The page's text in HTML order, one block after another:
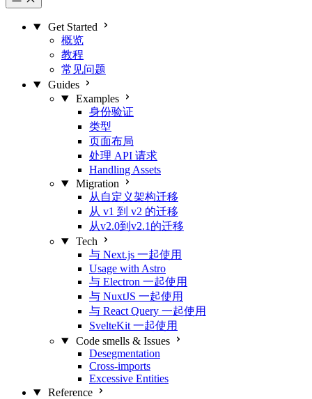
Get Started
概览
教程
常见问题
Guides
Examples
身份验证
类型
页面布局
处理 API 请求
Handling Assets
Migration
从自定义架构迁移
从 v1 到 v2 的迁移
从v2.0到v2.1的迁移
Tech
与 Next.js 一起使用
Usage with Astro
与 Electron 一起使用
与 NuxtJS 一起使用
与 React Query 一起使用
SvelteKit 一起使用
Code smells & Issues
Desegmentation
Cross-imports
Excessive Entities
Reference